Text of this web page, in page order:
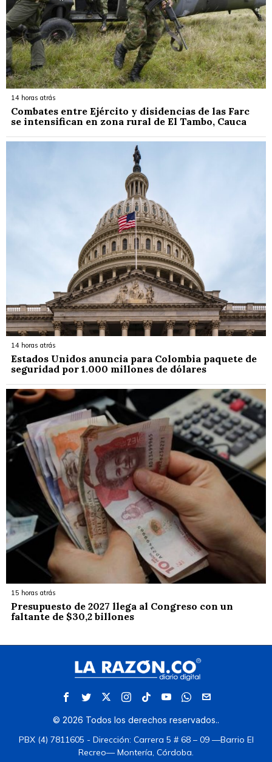
14 horas atrás
Combates entre Ejército y disidencias de las Farc
se intensifican en zona rural de El Tambo, Cauca
14 horas atrás
Estados Unidos anuncia para Colombia paquete de
seguridad por 1.000 millones de dólares
15 horas atrás
Presupuesto de 2027 llega al Congreso con un
faltante de $30,2 billones
© 2026 Todos los derechos reservados..
PBX (4) 7811605 - Dirección: Carrera 5 # 68 – 09 —Barrio El
Recreo— Montería, Córdoba.